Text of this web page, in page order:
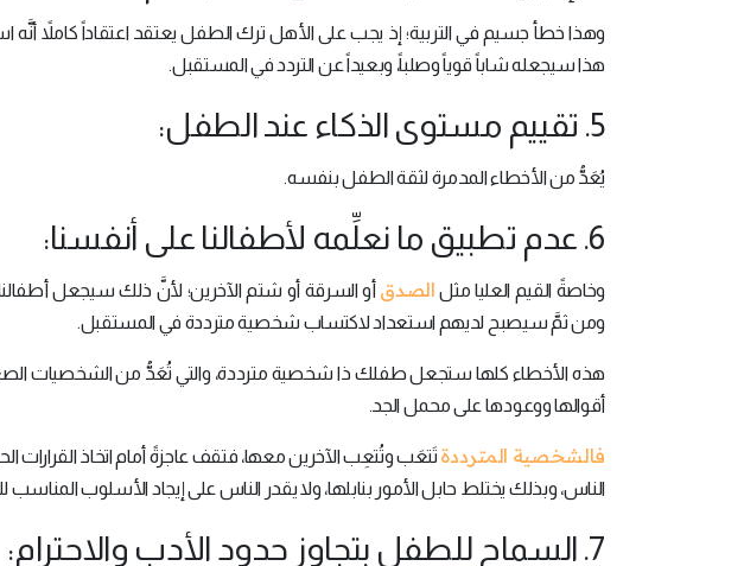
وهذا خطأ جسيم في التربية؛ إذ يجب على الأهل ترك الطفل يعتقد اعتقاداً كاملاً
هذا سيجعله شاباً قوياً وصلباً، وبعيداً عن التردد في المستقبل.
5. تقييم مستوى الذكاء عند الطفل:
يُعَدُّ من الأخطاء المدمرة لثقة الطفل بنفسه.
6. عدم تطبيق ما نعلِّمه لأطفالنا على أنفسنا:
وخاصةً القيم العليا مثل الصدق أو السرقة أو شتم الآخرين؛ لأنَّ ذلك سيجعل
ومن ثمَّ سيصبح لديهم استعداد لاكتساب شخصية مترددة في المستقبل.
هذه الأخطاء كلها ستجعل طفلك ذا شخصية مترددة، والتي تُعَدُّ من الشخصيات
أقوالها ووعودها على محمل الجد.
فالشخصية المترددة تَتعَب وتُتعِب الآخرين معها، فتقف عاجزةً أمام اتخاذ القرارات
الناس، وبذلك يختلط حابل الأمور بنابلها، ولا يقدر الناس على إيجاد الأسلوب
7. السماح للطفل بتجاوز حدود الأدب والاحترام: